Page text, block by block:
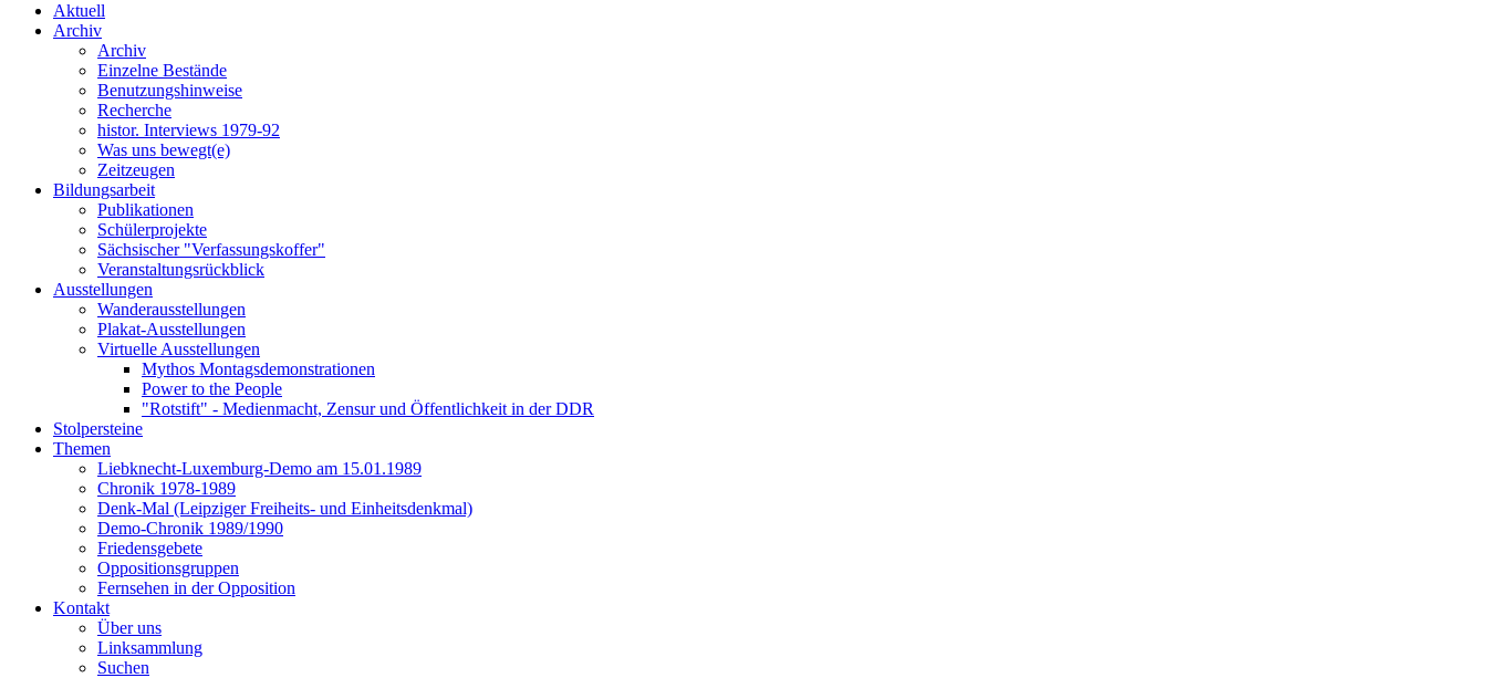
Aktuell
Archiv
Archiv
Einzelne Bestände
Benutzungshinweise
Recherche
histor. Interviews 1979-92
Was uns bewegt(e)
Zeitzeugen
Bildungsarbeit
Publikationen
Schülerprojekte
Sächsischer "Verfassungskoffer"
Veranstaltungsrückblick
Ausstellungen
Wanderausstellungen
Plakat-Ausstellungen
Virtuelle Ausstellungen
Mythos Montagsdemonstrationen
Power to the People
"Rotstift" - Medienmacht, Zensur und Öffentlichkeit in der DDR
Stolpersteine
Themen
Liebknecht-Luxemburg-Demo am 15.01.1989
Chronik 1978-1989
Denk-Mal (Leipziger Freiheits- und Einheitsdenkmal)
Demo-Chronik 1989/1990
Friedensgebete
Oppositionsgruppen
Fernsehen in der Opposition
Kontakt
Über uns
Linksammlung
Suchen